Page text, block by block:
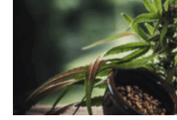
determinants.Annual
https://
Rippe, J. M., &
Health Controversies: